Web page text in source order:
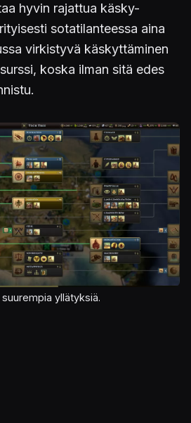
hyvin rajattua käsky-
sotatilanteessa aina
virkistyvä käskyttäminen
koska ilman sitä edes
yllätyksiä.